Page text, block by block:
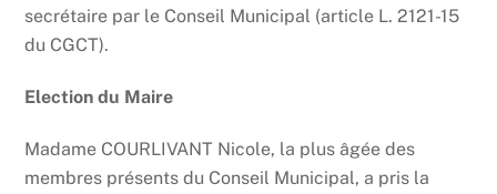
secrétaire par le Conseil Municipal (article L. 2121-15
du CGCT).
Election du Maire
Madame COURLIVANT Nicole, la plus âgée des
membres présents du Conseil Municipal, a pris la